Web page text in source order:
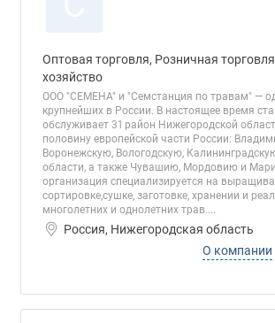
Оптовая торговля, Розничная
хозяйство
ООО "СЕМЕНА" и "Семстанция по травам" —
крупнейших в России. В настоящее время
обслуживает 31 район Нижегородской
половину европейской части России:
Воронежскую, Вологодскую,
области, а также Чувашию, Мордовию и
организация специализируется на
сортировке,сушке, заготовке, хранении и
многолетних и однолетних трав....
Россия, Нижегородская область
О компании